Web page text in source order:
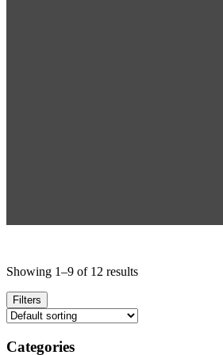
Showing 1–9 of 12 results
Filters
Categories